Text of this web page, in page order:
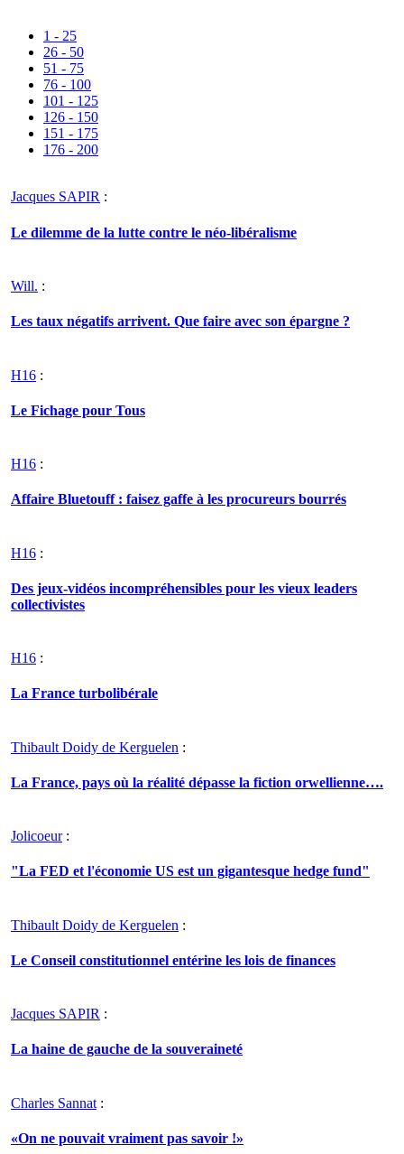
1 - 25
26 - 50
51 - 75
76 - 100
101 - 125
126 - 150
151 - 175
176 - 200
Jacques SAPIR :
Le dilemme de la lutte contre le néo-libéralisme
Will. :
Les taux négatifs arrivent. Que faire avec son épargne ?
H16 :
Le Fichage pour Tous
H16 :
Affaire Bluetouff : faisez gaffe à les procureurs bourrés
H16 :
Des jeux-vidéos incompréhensibles pour les vieux leaders
collectivistes
H16 :
La France turbolibérale
Thibault Doidy de Kerguelen :
La France, pays où la réalité dépasse la fiction orwellienne….
Jolicoeur:
"La FED et l'économie US est un gigantesque hedge fund"
Thibault Doidy de Kerguelen :
Le Conseil constitutionnel entérine les lois de finances
Jacques SAPIR :
La haine de gauche de la souveraineté
Charles Sannat :
«On ne pouvait vraiment pas savoir !»